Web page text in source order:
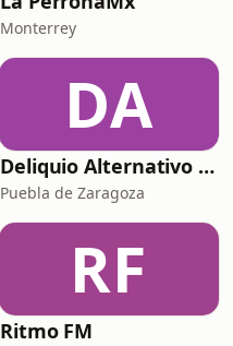
Monterrey
DA
Deliquio Alternativo Radio
Puebla de Zaragoza
RF
Ritmo FM